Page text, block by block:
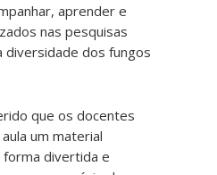
aprender e
nas pesquisas
dos fungos
que os docentes
um material
divertida e